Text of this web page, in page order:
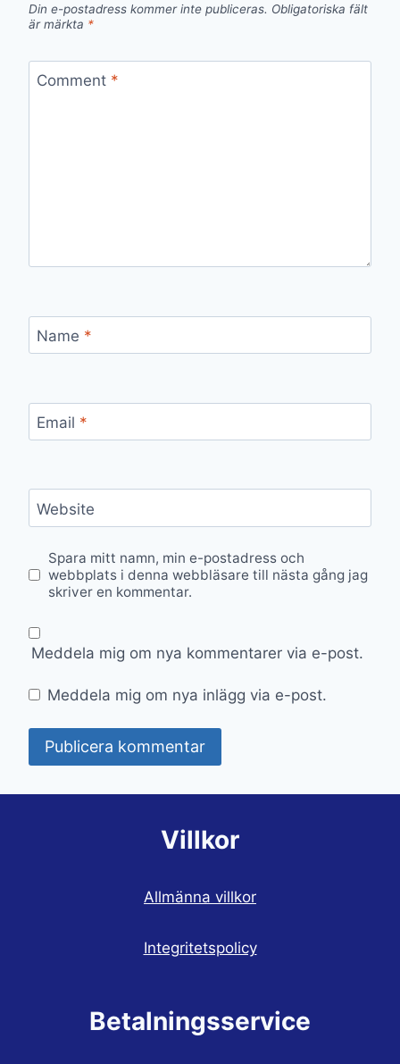
Din e-postadress kommer inte publiceras. Obligatoriska fält
är märkta *
Comment *
Name *
Email *
Website
Spara mitt namn, min e-postadress och
webbplats i denna webbläsare till nästa gång jag
skriver en kommentar.
Meddela mig om nya kommentarer via e-post.
Meddela mig om nya inlägg via e-post.
Villkor
Allmänna villkor
Integritetspolicy
Betalningsservice